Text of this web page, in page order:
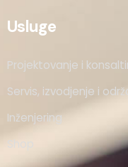
Usluge
Projektovanje i
Servis, izvodjenje i
Inženjering
Shop